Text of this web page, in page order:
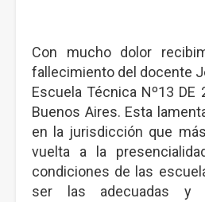
Con mucho dolor
fallecimiento del docente
Escuela Técnica Nº13 DE
Buenos Aires. Esta
en la jurisdicción que
vuelta a la
condiciones de las
ser las adecuadas y